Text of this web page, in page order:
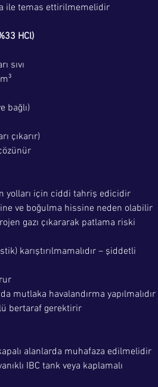
ile temas ettirilmemelidir
HCl)
sıvı
bağlı)
çıkarır)
yolları için ciddi tahriş edicidir
ve boğulma hissine neden olabilir
gazı çıkararak patlama riski
karıştırılmamalıdır – şiddetli
mutlaka havalandırma yapılmalıdır
bertaraf gerektirir
alanlarda muhafaza edilmelidir
IBC tank veya kaplamalı